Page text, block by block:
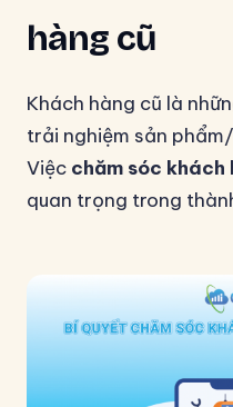
hàng cũ
Khách hàng cũ là
trải nghiệm sản
Việc chăm sóc khách
quan trọng trong